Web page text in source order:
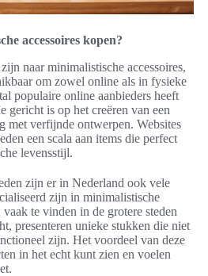
accessoires kopen?
naar minimalistische accessoires,
om zowel online als in fysieke
populaire online aanbieders heeft
gericht is op het creëren van een
met verfijnde ontwerpen. Websites
een scala aan items die perfect
levensstijl.
zijn er in Nederland ook vele
zijn in minimalistische
te vinden in de grotere steden
presenteren unieke stukken die niet
zijn. Het voordeel van deze
in het echt kunt zien en voelen